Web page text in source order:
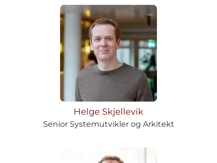
Helge Skjellevik
Senior Systemutvikler og Arkitekt